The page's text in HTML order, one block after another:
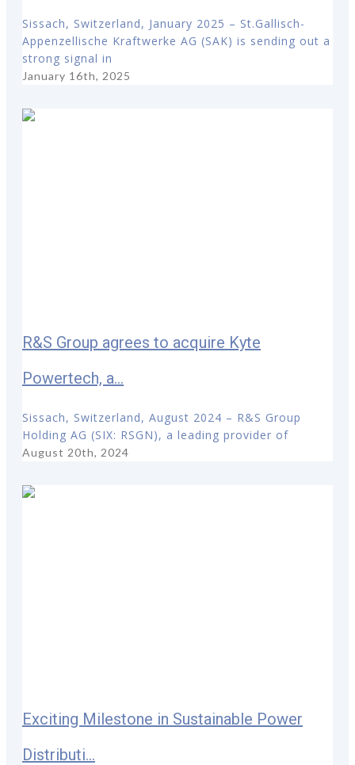
Sissach, Switzerland, January 2025 – St.Gallisch-
Appenzellische Kraftwerke AG (SAK) is sending out a
strong signal in
January 16th, 2025
R&S Group agrees to acquire Kyte
Powertech, a...
Sissach, Switzerland, August 2024 – R&S Group
Holding AG (SIX: RSGN), a leading provider of
August 20th, 2024
Exciting Milestone in Sustainable Power
Distributi...